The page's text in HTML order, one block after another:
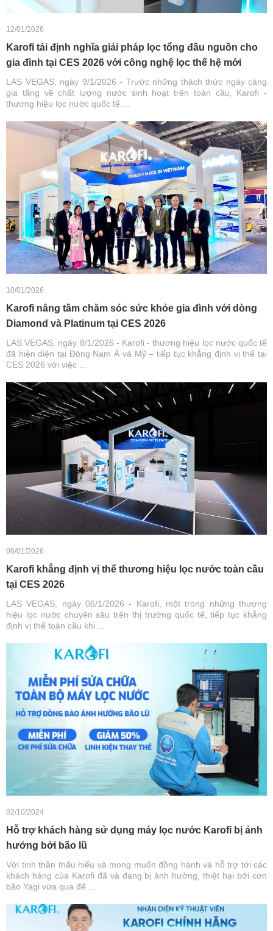
12/01/2026
Karofi tái định nghĩa giải pháp lọc tổng đầu nguồn cho
gia đình tại CES 2026 với công nghệ lọc thế hệ mới
LAS VEGAS, ngày 9/1/2026 - Trước những thách thức ngày càng
gia tăng về chất lượng nước sinh hoạt trên toàn cầu, Karofi -
thương hiệu lọc nước quốc tế ...
10/01/2026
Karofi nâng tầm chăm sóc sức khỏe gia đình với dòng
Diamond và Platinum tại CES 2026
LAS VEGAS, ngày 8/1/2026 - Karofi - thương hiệu lọc nước quốc tế
đã hiện diện tại Đông Nam Á và Mỹ – tiếp tục khẳng định vị thế tại
CES 2026 với việc ...
06/01/2026
Karofi khẳng định vị thế thương hiệu lọc nước toàn cầu
tại CES 2026
LAS VEGAS, ngày 06/1/2026 - Karofi, một trong những thương
hiệu lọc nước chuyên sâu trên thị trường quốc tế, tiếp tục khẳng
định vị thế toàn cầu khi ...
02/10/2024
Hỗ trợ khách hàng sử dụng máy lọc nước Karofi bị ảnh
hưởng bởi bão lũ
Với tinh thần thấu hiểu và mong muốn đồng hành và hỗ trợ tới các
khách hàng của Karofi đã và đang bị ảnh hưởng, thiệt hại bởi cơn
bão Yagi vừa qua để ...